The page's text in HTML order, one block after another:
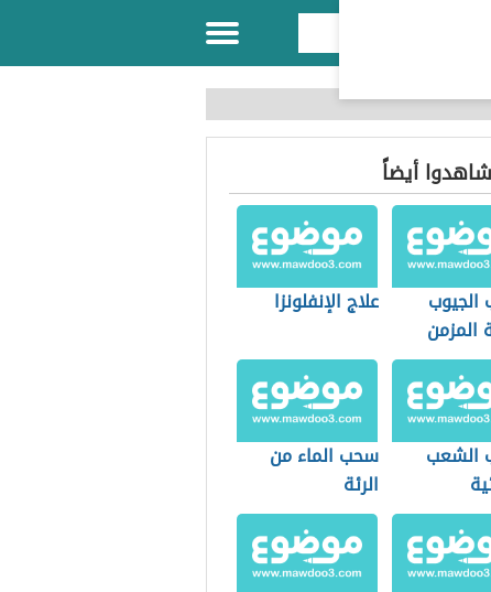
شاهدوا أيضاً
الجيوب
المزمن
علاج الإنفلونزا
الشعب
سحب الماء من
الرئة